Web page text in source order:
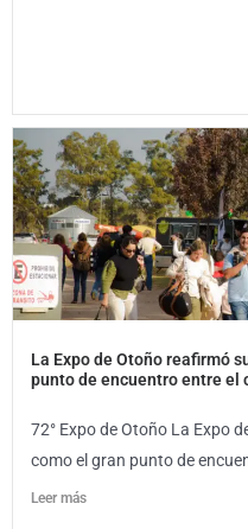
La Expo de Otoño reafirmó
punto de encuentro entre el
72° Expo de Otoño La Expo
como el gran punto de
Leer más